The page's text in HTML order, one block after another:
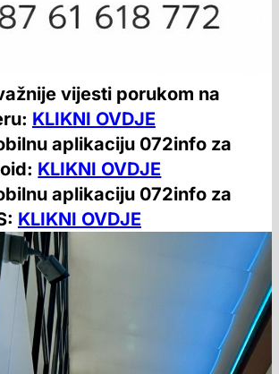
vijesti porukom na
KLIKNI OVDJE
aplikaciju 072info za
KLIKNI OVDJE
aplikaciju 072info za
KLIKNI OVDJE